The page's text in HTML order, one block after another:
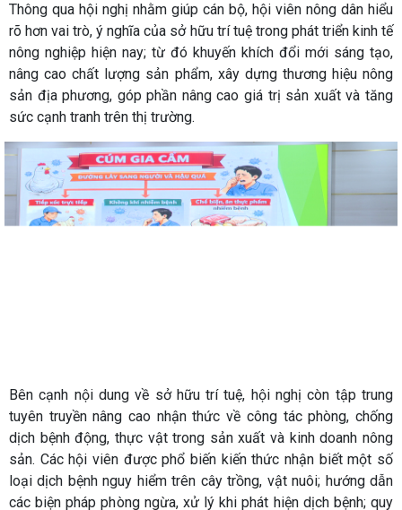
Thông qua hội nghị nhằm giúp cán bộ, hội viên nông dân hiểu
rõ hơn vai trò, ý nghĩa của sở hữu trí tuệ trong phát triển kinh tế
nông nghiệp hiện nay; từ đó khuyến khích đổi mới sáng tạo,
nâng cao chất lượng sản phẩm, xây dựng thương hiệu nông
sản địa phương, góp phần nâng cao giá trị sản xuất và tăng
sức cạnh tranh trên thị trường.
Bên cạnh nội dung về sở hữu trí tuệ, hội nghị còn tập trung
tuyên truyền nâng cao nhận thức về công tác phòng, chống
dịch bệnh động, thực vật trong sản xuất và kinh doanh nông
sản. Các hội viên được phổ biến kiến thức nhận biết một số
loại dịch bệnh nguy hiểm trên cây trồng, vật nuôi; hướng dẫn
các biện pháp phòng ngừa, xử lý khi phát hiện dịch bệnh; quy